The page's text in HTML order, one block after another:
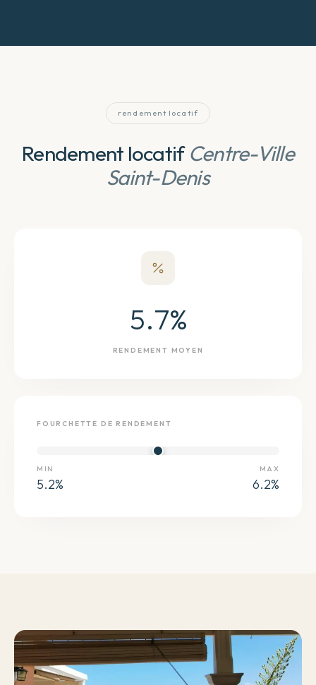
rendement locatif
Rendement locatif Centre-Ville
Saint-Denis
5.7%
RENDEMENT MOYEN
FOURCHETTE DE RENDEMENT
MIN
5.2%
MAX
6.2%